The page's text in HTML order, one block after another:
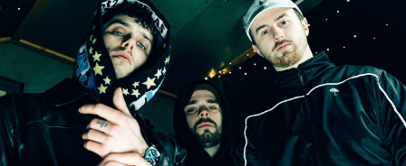
Party pics
Nieuws, interviews & blogs
Eten
Drinken
Slapen